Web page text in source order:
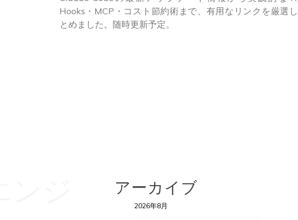
Hooks・MCP・コスト節約術まで、有用なリンクを厳選
とめました。随時更新予定。
アーカイブ
2026年8月